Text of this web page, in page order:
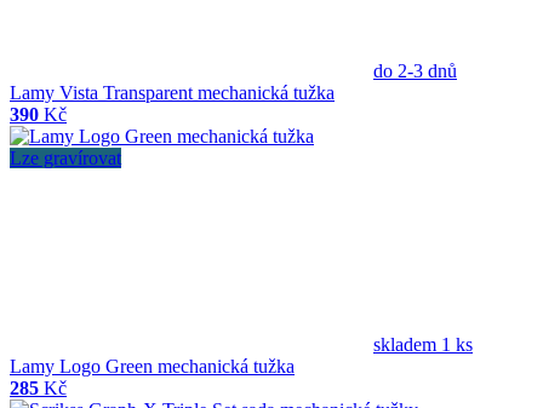
do 2-3 dnů
Lamy Vista Transparent mechanická tužka
390 Kč
Lze gravírovat
skladem 1 ks
Lamy Logo Green mechanická tužka
285 Kč